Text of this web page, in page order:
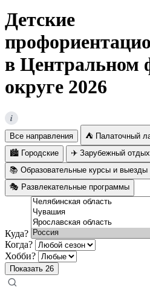
Детские
в Центральном
округе 2026
i
Все направления ⛺ Палаточный
🏙️ Городские
✈️ Зарубежный отдых
📚 Образовательные курсы и выезды
🎭 Развлекательные программы
Куда?
Когда?
Хобби?
Показать 26